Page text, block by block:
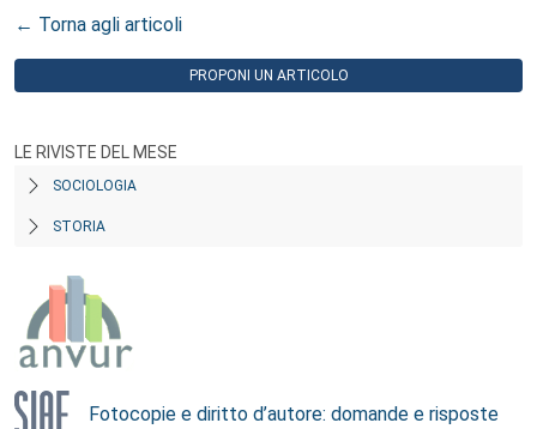
← Torna agli articoli
PROPONI UN ARTICOLO
LE RIVISTE DEL MESE
SOCIOLOGIA
STORIA
Fotocopie e diritto d’autore: domande e risposte